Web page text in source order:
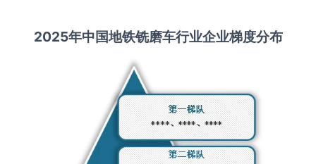
2025年中国地铁铣磨车行业企业梯度分布